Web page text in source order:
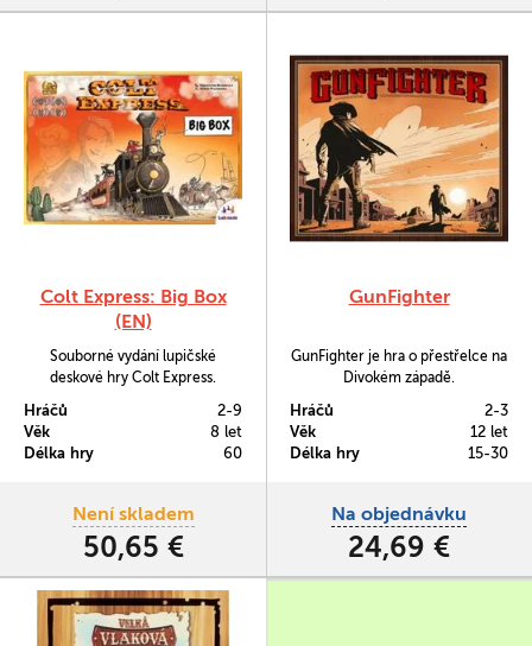
Colt Express: Big Box
(EN)
Souborné vydání lupičské
deskové hry Colt Express.
Hráčů
2-9
Věk
8 let
Délka hry
60
Není skladem
50,65 €
GunFighter
GunFighter je hra o přestřelce na
Divokém západě.
Hráčů
2-3
Věk
12 let
Délka hry
15-30
Na objednávku
24,69 €